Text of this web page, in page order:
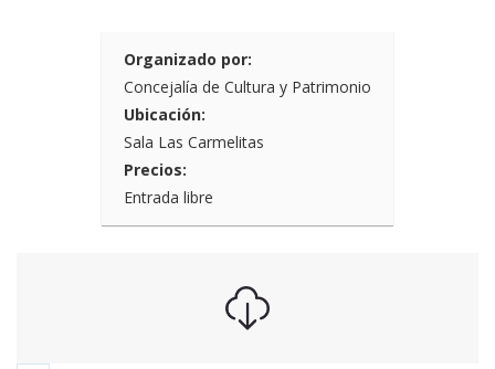
Organizado por:
Concejalía de Cultura y Patrimonio
Ubicación:
Sala Las Carmelitas
Precios:
Entrada libre